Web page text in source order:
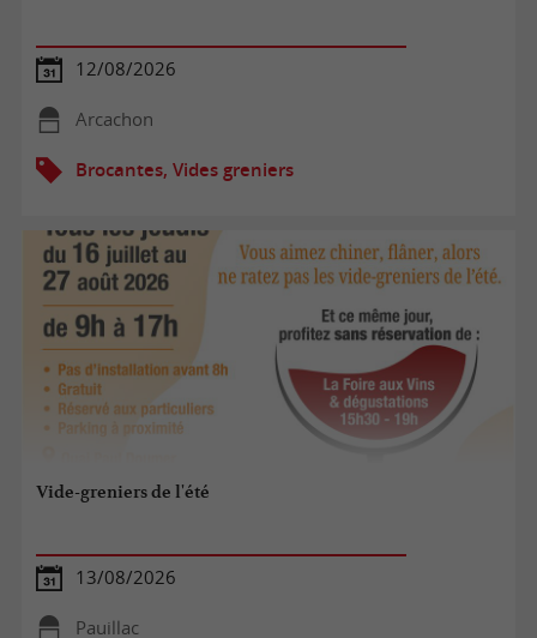
12/08/2026
Arcachon
Brocantes, Vides greniers
Vide-greniers de l'été
13/08/2026
Pauillac